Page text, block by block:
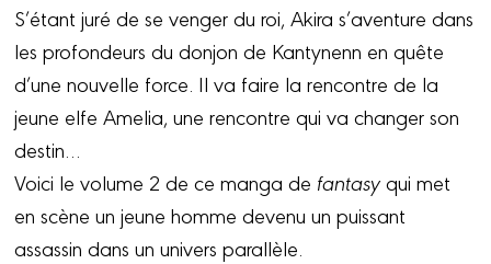
S’étant juré de se venger du roi, Akira s’aventure dans
les profondeurs du donjon de Kantynenn en quête
d’une nouvelle force. Il va faire la rencontre de la
jeune elfe Amelia, une rencontre qui va changer son
destin…
Voici le volume 2 de ce manga de fantasyqui met
en scène un jeune homme devenu un puissant
assassin dans un univers parallèle.